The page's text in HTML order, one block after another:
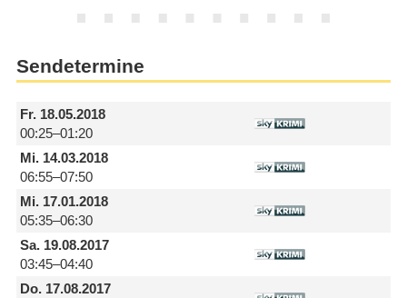
Sendetermine
Fr.18.05.2018
00:25–01:20
Mi.14.03.2018
06:55–07:50
Mi.17.01.2018
05:35–06:30
Sa.19.08.2017
03:45–04:40
Do.17.08.2017